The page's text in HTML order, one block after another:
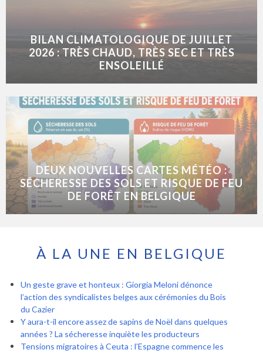
BILAN CLIMATOLOGIQUE DE JUILLET
2026 : TRÈS CHAUD, TRÈS SEC ET TRÈS
ENSOLEILLÉ
DEUX NOUVELLES CARTES MÉTÉO :
SÉCHERESSE DES SOLS ET RISQUE DE FEU
DE FORÊT EN BELGIQUE
À LA UNE EN BELGIQUE
Un geste grave et honteux : Giorgia Meloni dénonce
l’action des syndicalistes belges aux cérémonies du Bois
du Cazier
Y aura-t-il encore assez de sapins de Noël dans quelques
années ? La sécheresse inquiète les producteurs
Tensions migratoires à Ceuta : l’Espagne commence les